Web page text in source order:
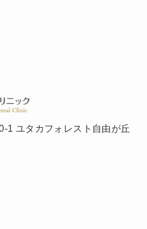
1 ユタカフォレスト自由が丘